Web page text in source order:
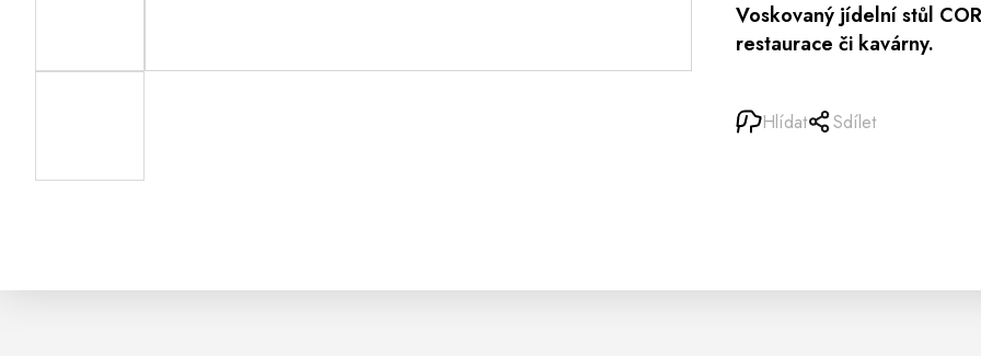
Voskovaný jídelní stůl
restaurace či kavárny.
Hlídat Sdílet